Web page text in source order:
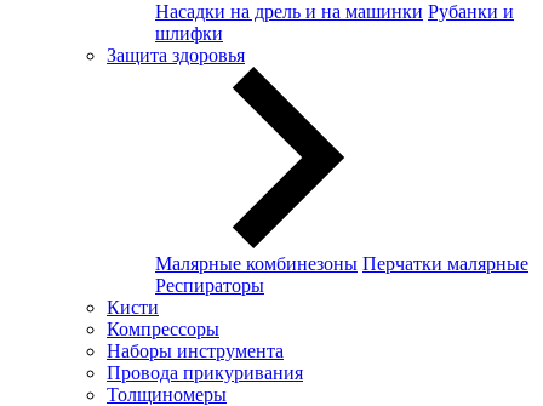
Насадки на дрель и на машинки Рубанки и
шлифки
Защита здоровья
Малярные комбинезоны Перчатки малярные
Респираторы
Кисти
Компрессоры
Наборы инструмента
Провода прикуривания
Толщиномеры